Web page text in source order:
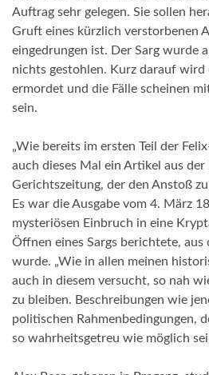
Auftrag sehr gelegen. Sie sollen
Gruft eines kürzlich verstorbenen
eingedrungen ist. Der Sarg wurde
nichts gestohlen. Kurz darauf wird
ermordet und die Fälle scheinen
sein.
„Wie bereits im ersten Teil der
auch dieses Mal ein Artikel aus der
Gerichtszeitung, der den Anstoß
Es war die Ausgabe vom 4. März
mysteriösen Einbruch in eine
Öffnen eines Sargs berichtete, aus
wurde. „Wie in allen meinen
auch in diesem versucht, so nah
zu bleiben. Beschreibungen wie
politischen Rahmenbedingungen,
so wahrheitsgetreu wie möglich